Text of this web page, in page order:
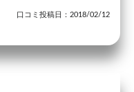
口コミ投稿日：2018/02/12